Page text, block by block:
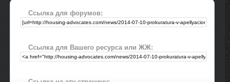
Ссылка для форумов:
Ссылка для Вашего ресурса или ЖЖ: